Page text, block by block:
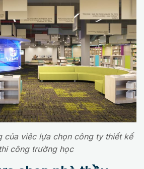
của viêc lựa chọn công ty thiết kế
công trường học